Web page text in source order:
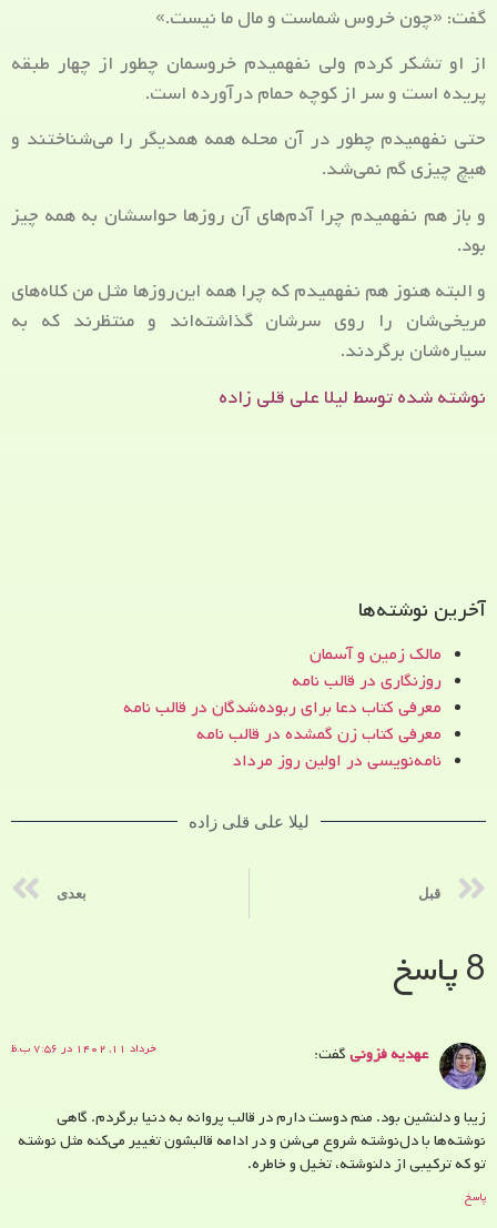
گفت: «چون خروس شماست و مال ما نیست.»
از او تشکر کردم ولی نفهمیدم خروسمان چطور از چهار طبقه
پریده است و سر از کوچه حمام درآورده است.
حتی نفهمیدم چطور در آن محله همه همدیگر را می‌شناختند و
هیچ چیزی گم نمی‌شد.
و باز هم نفهمیدم چرا آدم‌های آن روزها حواسشان به همه چیز
بود.
و البته هنوز هم نفهمیدم که چرا همه این‌روزها مثل من کلاه‌های
مریخی‌شان را روی سرشان گذاشته‌اند و منتظرند که به
سیاره‌شان برگردند.
نوشته شده توسط لیلا علی قلی زاده
آخرین نوشته‌ها
مالک زمین و آسمان
روزنگاری در قالب نامه
معرفی کتاب دعا برای ربوده‌شدگان در قالب نامه
معرفی کتاب زن‌ گمشده در قالب نامه
نامه‌نویسی در اولین روز مرداد
لیلا علی قلی زاده
قبل بعدی
8 پاسخ
عهدیه فزونیگفت: خرداد ۱۱, ۱۴۰۲ در ۷:۵۶ ب.ظ
زیبا و دلنشین بود. منم دوست دارم در قالب پروانه به دنیا برگردم. گاهی
نوشته‌ها با دل‌نوشته شروع می‌شن و در ادامه قالبشون تغییر می‌کنه مثل نوشته
تو که ترکیبی از دلنوشته، تخیل و خاطره.
پاسخ